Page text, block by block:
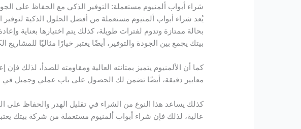
شراء أبواب ألمنيوم مستعملة: التوفير الذكي مع الحفاظ على
يُعد شراء أبواب ألمنيوم مستعملة من أفضل الحلول الذكية
بحالة ممتازة وتدوم لفترات طويلة، كذلك يتم اختيارها بعناية
بيتك يجمع بين الجودة والتوفير، أيضًا يعتبر خيارًا مثاليًا للمشاريع
كما أن الألمنيوم يتميز بمتانته العالية ومقاومته للصدأ، لذلك
معايير دقيقة، أيضًا تضمن لك الحصول على باب عملي وجميل
كذلك يساعد هذا النوع من الشراء في تقليل الهدر والحفاظ على
عالية، لذلك فإن شراء أبواب ألمنيوم مستعملة من شركة بيتك